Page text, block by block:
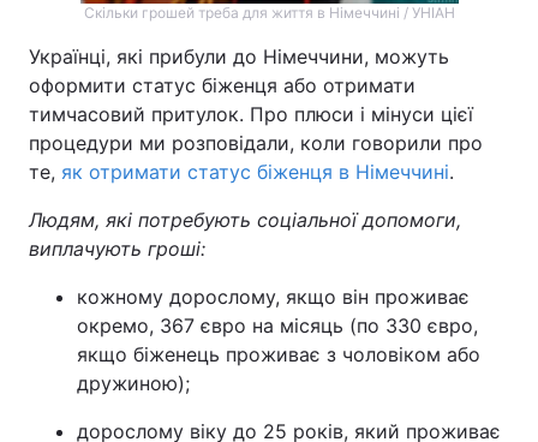
Скільки грошей треба для життя в Німеччині / УНІАН
Українці, які прибули до Німеччини, можуть
оформити статус біженця або отримати
тимчасовий притулок. Про плюси і мінуси цієї
процедури ми розповідали, коли говорили про
те, як отримати статус біженця в Німеччині.
Людям, які потребують соціальної допомоги,
виплачують гроші:
кожному дорослому, якщо він проживає
окремо, 367 євро на місяць (по 330 євро,
якщо біженець проживає з чоловіком або
дружиною);
дорослому віку до 25 років, який проживає